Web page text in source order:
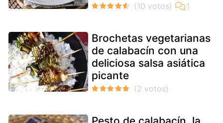
Brochetas vegetarianas
de calabacín con una
deliciosa salsa asiática
picante